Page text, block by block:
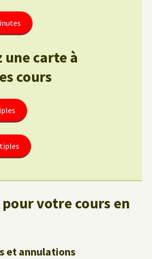
une carte à
cours
votre cours en
et annulations